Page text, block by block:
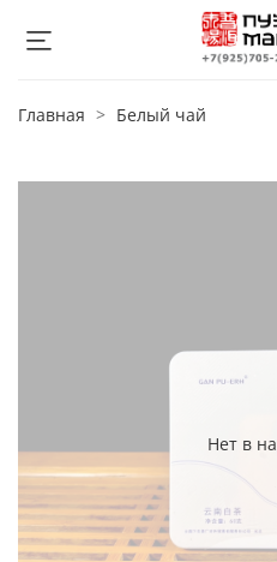
Главная Белый чай
Нет в